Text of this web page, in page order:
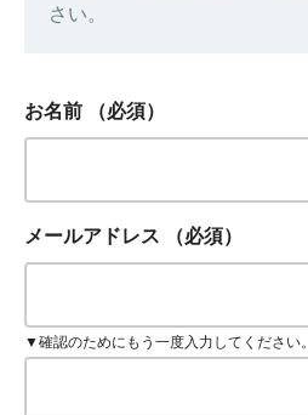
さい。
お名前 （必須）
メールアドレス （必須）
▼確認のためにもう一度入力してください。